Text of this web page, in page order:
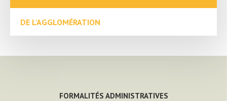
DE L'AGGLOMÉRATION
FORMALITÉS ADMINISTRATIVES